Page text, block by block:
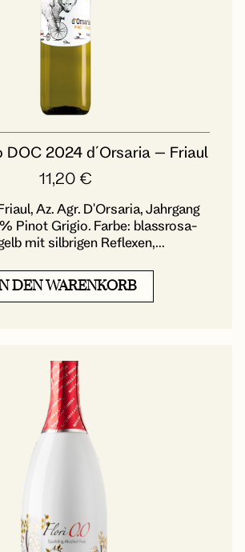
DOC 2024 d´Orsaria – Friaul
11,20 €
Az. Agr. D'Orsaria, Jahrgang
Pinot Grigio. Farbe: blassrosa-
mit silbrigen Reflexen,...
DEN WARENKORB